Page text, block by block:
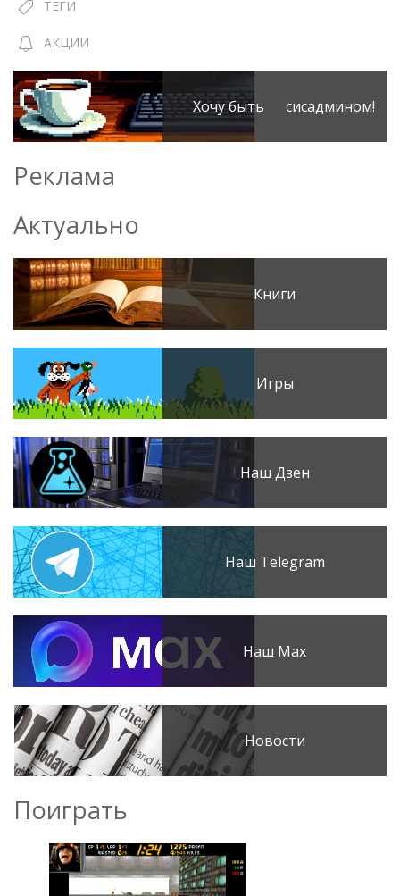
ТЕГИ
АКЦИИ
Хочу быть сисадмином!
Реклама
Актуально
Книги
Игры
Наш Дзен
Наш Telegram
Наш Max
Новости
Поиграть